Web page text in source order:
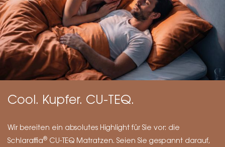
Cool. Kupfer. CU-TEQ.
Wir bereiten ein absolutes Highlight für Sie vor: die
Schlaraffia® CU-TEQ Matratzen. Seien Sie gespannt darauf,